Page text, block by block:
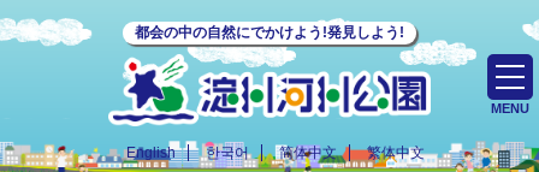
都会の中の自然にでかけよう!発見しよう!
English 한국어 简体中文 繁体中文
MENU